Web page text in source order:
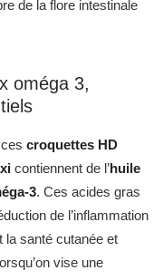
de la flore intestinale
oméga 3,
croquettes HD
contiennent de l’huile
3. Ces acides gras
de l’inflammation
la santé cutanée et
vise une